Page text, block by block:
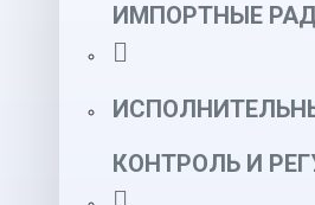
ИМПОРТНЫЕ
КОНТРОЛЬ И